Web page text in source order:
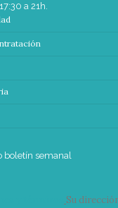
a 21h.
boletín semanal
Su